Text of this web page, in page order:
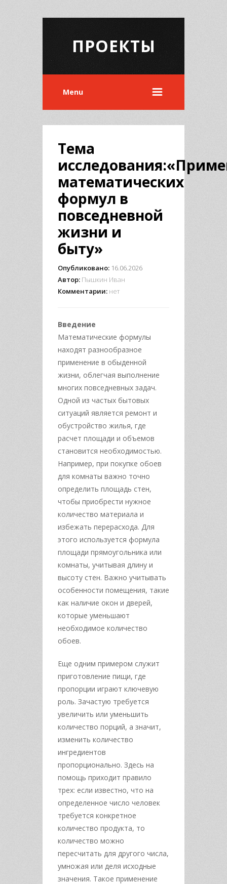
ПРОЕКТЫ
Menu
Тема
математических
формул в
повседневной
жизни и
быту»
Опубликовано: 16.06.2026
Автор: Пышкин Иван
Комментарии: нет
Введение
Математические формулы
находят разнообразное
применение в обыденной
жизни, облегчая выполнение
многих повседневных задач.
Одной из частых бытовых
ситуаций является ремонт и
обустройство жилья, где
расчет площади и объемов
становится необходимостью.
Например, при покупке обоев
для комнаты важно точно
определить площадь стен,
чтобы приобрести нужное
количество материала и
избежать перерасхода. Для
этого используется формула
площади прямоугольника или
комнаты, учитывая длину и
высоту стен. Важно учитывать
особенности помещения, такие
как наличие окон и дверей,
которые уменьшают
необходимое количество
обоев.
Еще одним примером служит
приготовление пищи, где
пропорции играют ключевую
роль. Зачастую требуется
увеличить или уменьшить
количество порций, а значит,
изменить количество
ингредиентов
пропорционально. Здесь на
помощь приходит правило
трех: если известно, что на
определенное число человек
требуется конкретное
количество продукта, то
количество можно
пересчитать для другого числа,
умножая или деля исходные
значения. Такое применение